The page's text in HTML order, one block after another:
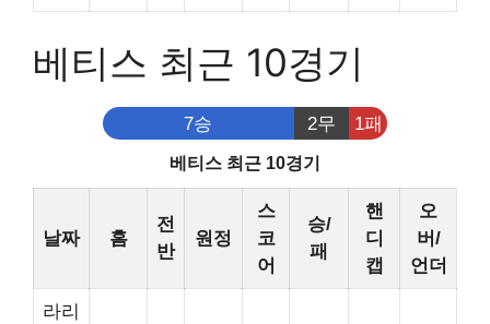
베티스 최근 10경기
7승 2무 1패
베티스 최근 10경기
날짜 홈
전
반
원정
스
코
어
승/
패
핸
디
캡
오
버/
언더
라리